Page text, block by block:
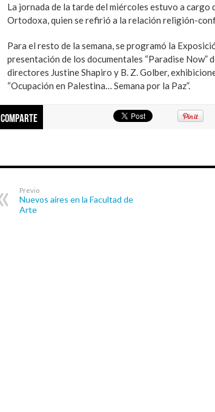
La jornada de la tarde del miércoles estuvo a cargo
Ortodoxa, quien se refirió a la relación religión-
Para el resto de la semana, se programó la
presentación de los documentales “Paradise Now”
directores Justine Shapiro y B. Z. Golber,
“Ocupación en Palestina… Semana por la Paz”.
Comparte
Previo
Nuevos aires en la Facultad de
Arte